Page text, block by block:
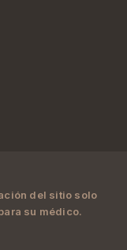
del sitio solo
su médico.